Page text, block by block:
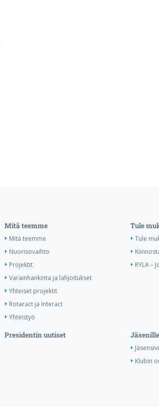
Mitä teemme
Mitä teemme
Nuorisovaihto
Projektit
Varainhankinta ja lahjoitukset
Yhteiset projektit
Rotaract ja Interact
Yhteistyö
Tule
Tule
RYLA –
Presidentin uutiset Jäsenille
Klubin